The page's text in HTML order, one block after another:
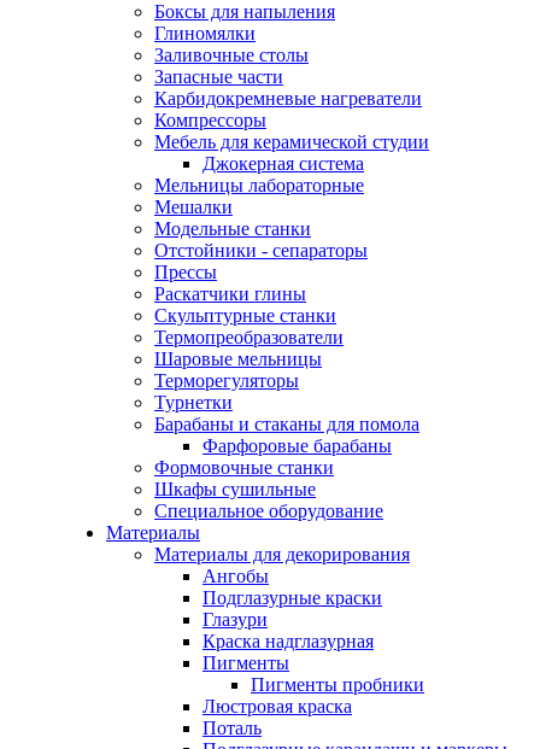
Боксы для напыления
Глиномялки
Заливочные столы
Запасные части
Карбидокремневые нагреватели
Компрессоры
Мебель для керамической студии
Джокерная система
Мельницы лабораторные
Мешалки
Модельные станки
Отстойники - сепараторы
Прессы
Раскатчики глины
Скульптурные станки
Термопреобразователи
Шаровые мельницы
Терморегуляторы
Турнетки
Барабаны и стаканы для помола
Фарфоровые барабаны
Формовочные станки
Шкафы сушильные
Специальное оборудование
Материалы
Материалы для декорирования
Ангобы
Подглазурные краски
Глазури
Краска надглазурная
Пигменты
Пигменты пробники
Люстровая краска
Поталь